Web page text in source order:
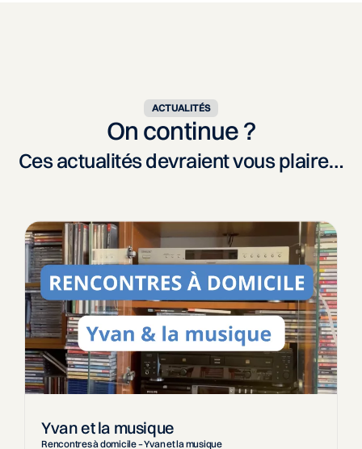
ACTUALITÉS
On continue ?
Ces actualités devraient vous plaire…
Yvan et la musique
Rencontres à domicile – Yvan et la musique